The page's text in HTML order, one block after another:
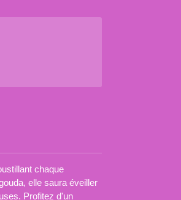
chaque
elle saura éveiller
Profitez d'un